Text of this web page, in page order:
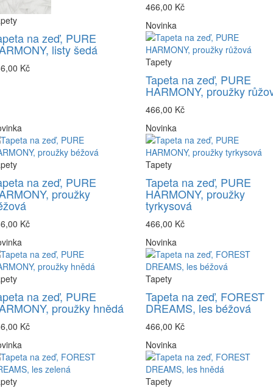
na zeď, PURE
listy šedá
Kč
466,00 Kč
Novinka
Tapety
Tapeta na zeď, PURE
HARMONY, proužky
466,00 Kč
na zeď, PURE
proužky
Kč
Novinka
Tapety
Tapeta na zeď, PURE
HARMONY, proužky
tyrkysová
466,00 Kč
na zeď, PURE
proužky hnědá
Kč
Novinka
Tapety
Tapeta na zeď, FOREST
DREAMS, les béžová
466,00 Kč
Novinka
Tapety